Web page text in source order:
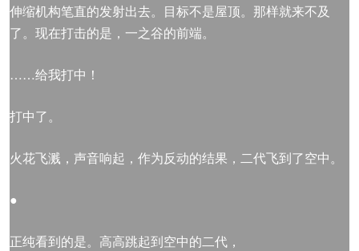
伸缩机构笔直的发射出去。目标不是屋顶。那样就来不及
了。现在打击的是，一之谷的前端。
……给我打中！
打中了。
火花飞溅，声音响起，作为反动的结果，二代飞到了空中。
●
正纯看到的是。高高跳起到空中的二代，